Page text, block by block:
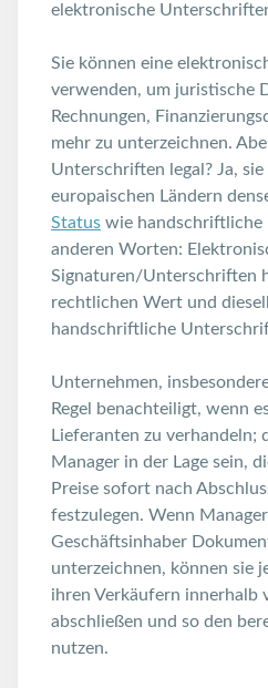
elektronische
Sie können eine
verwenden, um juristische
Rechnungen,
mehr zu unterzeichnen.
Unterschriften legal? Ja,
europaischen Ländern
Status wie
anderen Worten:
Signaturen/Unterschriften
rechtlichen Wert und
handschriftliche
Unternehmen,
Regel benachteiligt, wenn
Lieferanten zu verhandeln;
Manager in der Lage sein,
Preise sofort nach
festzulegen. Wenn
Geschäftsinhaber
unterzeichnen, können sie
ihren Verkäufern innerhalb
abschließen und so den
nutzen.